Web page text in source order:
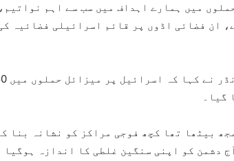
میں ہمارے اہداف میں سب سے اہم
ان فضائی اڈوں پر قائم اسرائیلی فضائیہ
گیا۔
بیٹھا تھا کچھ فوجی مراکز کو نشانہ بنا
دشمن کو اپنی سنگین غلطی کا اندازہ